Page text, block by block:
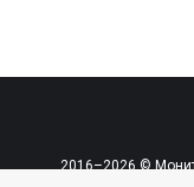
2016–2026 ©